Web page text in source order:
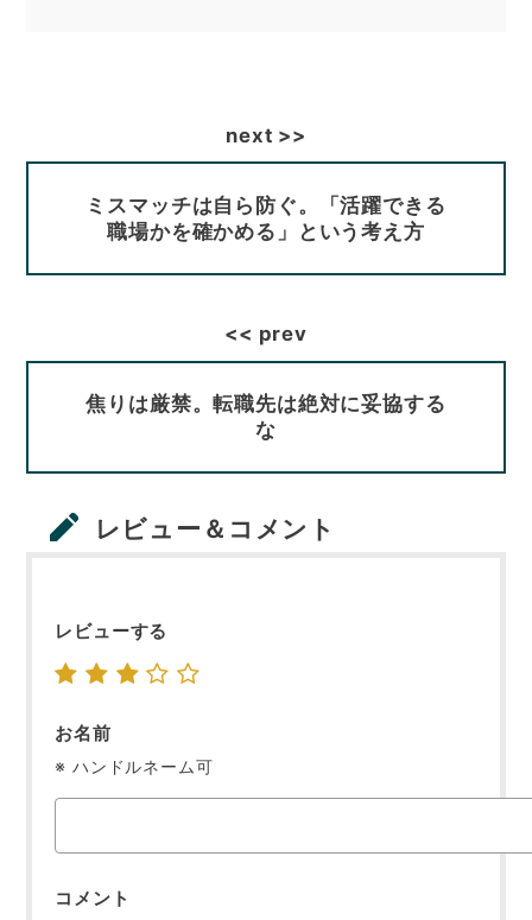
ミスマッチは自ら防ぐ。「活躍できる
職場かを確かめる」という考え方
焦りは厳禁。転職先は絶対に妥協する
な
レビュー＆コメント
レビューする
お名前
※ ハンドルネーム可
コメント